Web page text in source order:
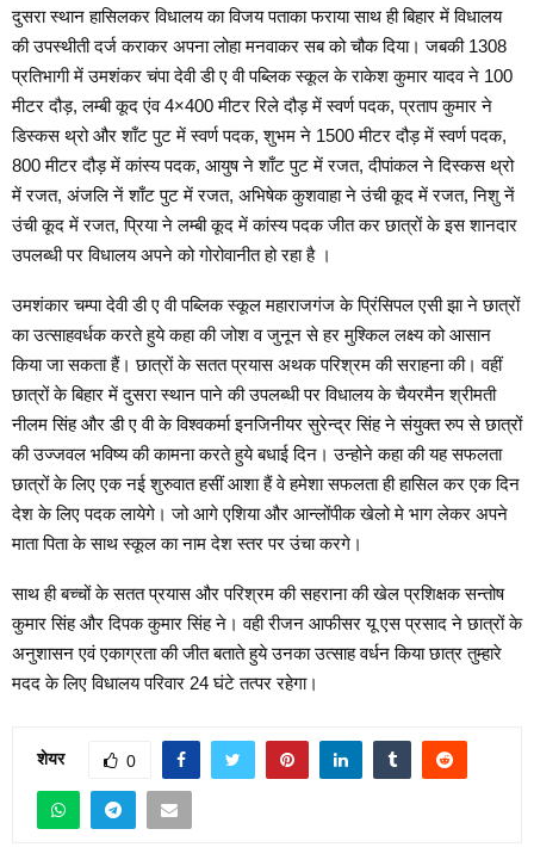
दुसरा स्थान हासिलकर विधालय का विजय पताका फराया साथ ही बिहार में विधालय
की उपस्थीती दर्ज कराकर अपना लोहा मनवाकर सब को चौक दिया। जबकी 1308
प्रतिभागी में उमशंकर चंपा देवी डी ए वी पब्लिक स्कूल के राकेश कुमार यादव ने 100
मीटर दौड़, लम्बी कूद एंव 4×400 मीटर रिले दौड़ में स्वर्ण पदक, प्रताप कुमार ने
डिस्कस थ्रो और शाँट पुट में स्वर्ण पदक, शुभम ने 1500 मीटर दौड़ में स्वर्ण पदक,
800 मीटर दौड़ में कांस्य पदक, आयुष ने शाँट पुट में रजत, दीपांकल ने दिस्कस थ्रो
में रजत, अंजलि नें शाँट पुट में रजत, अभिषेक कुशवाहा ने उंची कूद में रजत, निशु नें
उंची कूद में रजत, प्रिया ने लम्बी कूद में कांस्य पदक जीत कर छात्रों के इस शानदार
उपलब्धी पर विधालय अपने को गोरोवानीत हो रहा है ।
उमशंकार चम्पा देवी डी ए वी पब्लिक स्कूल महाराजगंज के प्रिंसिपल एसी झा ने छात्रों
का उत्साहवर्धक करते हुये कहा की जोश व जुनून से हर मुश्किल लक्ष्य को आसान
किया जा सकता हैं। छात्रों के सतत प्रयास अथक परिश्रम की सराहना की। वहीं
छात्रों के बिहार में दुसरा स्थान पाने की उपलब्धी पर विधालय के चैयरमैन श्रीमती
नीलम सिंह और डी ए वी के विश्वकर्मा इनजिनीयर सुरेन्द्र सिंह ने संयुक्त रुप से छात्रों
की उज्जवल भविष्य की कामना करते हुये बधाई दिन। उन्होने कहा की यह सफलता
छात्रों के लिए एक नई शुरुवात हसीं आशा हैं वे हमेशा सफलता ही हासिल कर एक दिन
देश के लिए पदक लायेगे। जो आगे एशिया और आन्लोंपीक खेलो मे भाग लेकर अपने
माता पिता के साथ स्कूल का नाम देश स्तर पर उंचा करगे।
साथ ही बच्चों के सतत प्रयास और परिश्रम की सहराना की खेल प्रशिक्षक सन्तोष
कुमार सिंह और दिपक कुमार सिंह ने। वही रीजन आफीसर यू एस प्रसाद ने छात्रों के
अनुशासन एवं एकाग्रता की जीत बताते हुये उनका उत्साह वर्धन किया छात्र तुम्हारे
मदद के लिए विधालय परिवार 24 घंटे तत्पर रहेगा।
शेयर 0